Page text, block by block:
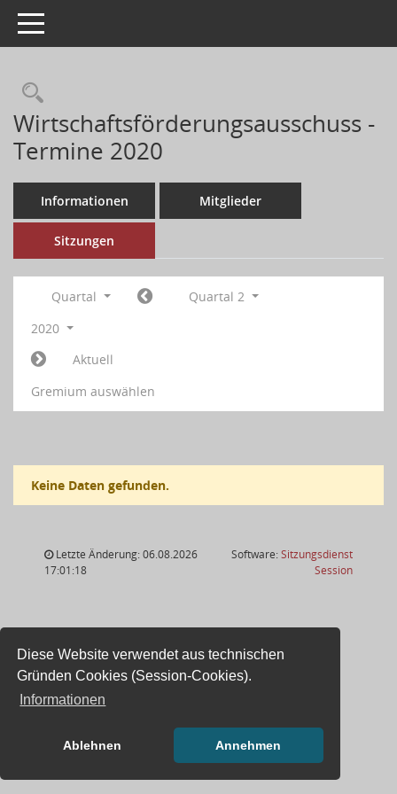
Diese Website verwendet aus technischen
Gründen Cookies (Session-Cookies).
Informationen
Ablehnen Annehmen
Toggle navigation
Wirtschaftsförderungsausschuss -
Termine 2020
Informationen Mitglieder
Sitzungen
Quartal
Quartal 2
2020
Aktuell
Gremium auswählen
Keine Daten gefunden.
Letzte Änderung: 06.08.2026
17:01:18
Software:Sitzungsdienst
Session(Wird in